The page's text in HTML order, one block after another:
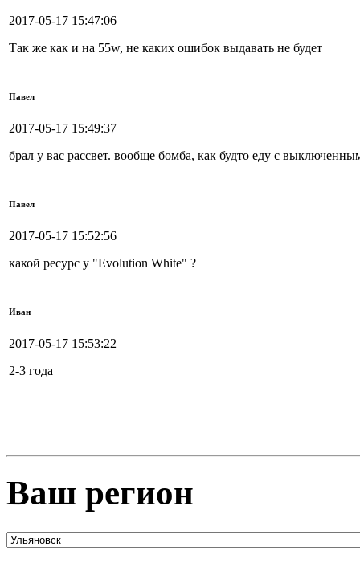
2017-05-17 15:47:06
Так же как и на 55w, не каких ошибок выдавать не будет
Павел
2017-05-17 15:49:37
брал у вас рассвет. вообще бомба, как будто еду с
Павел
2017-05-17 15:52:56
какой ресурс у "Evolution White" ?
Иван
2017-05-17 15:53:22
2-3 года
Ваш регион